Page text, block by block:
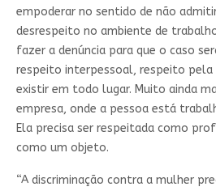
empoderar no sentido de não
desrespeito no ambiente de
fazer a denúncia para que o caso
respeito interpessoal, respeito pela
existir em todo lugar. Muito ainda
empresa, onde a pessoa está
Ela precisa ser respeitada como
como um objeto.
“A discriminação contra a mulher